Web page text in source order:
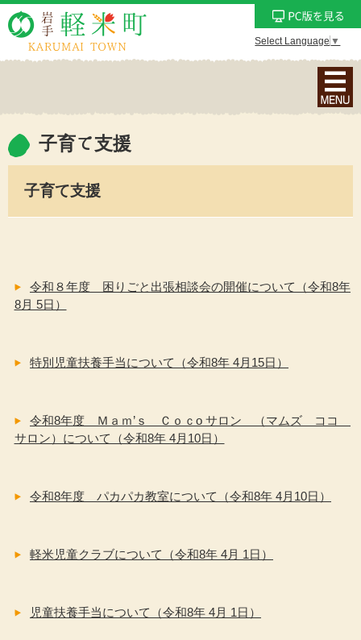
Select Language ▼
ナ
ビ
メ
ー
子育て支援
子育て支援
令和８年度 困りごと出張相談会の開催について（令和8年
8月 5日）
特別児童扶養手当について（令和8年 4月15日）
令和8年度 Ｍａｍ’ｓ Ｃｏｃo サロン （マムズ ココ
サロン）について（令和8年 4月10日）
令和8年度 パカパカ教室について（令和8年 4月10日）
軽米児童クラブについて（令和8年 4月 1日）
児童扶養手当について（令和8年 4月 1日）